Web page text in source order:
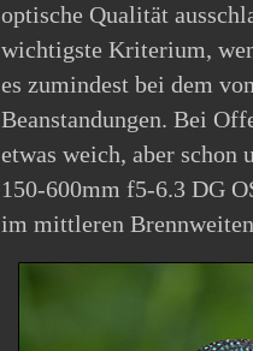
optische Qualität
wichtigste Kriterium,
es zumindest bei dem
Beanstandungen. Bei
etwas weich, aber schon
150-600mm f5-6.3 DG
im mittleren